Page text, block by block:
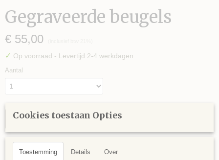
Gegraveerde beugels
€ 55,00
✓ Op voorraad - Levertijd 2-4 werkdagen
Aantal
IN WINKELWAGEN
Specificaties
Cookies toestaan Opties
Toestemming Details Over